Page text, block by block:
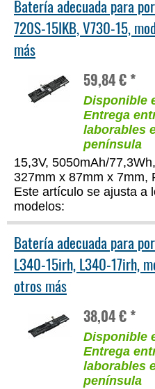
Batería adecuada para
720S-15IKB, V730-15,
más
59,84 € *
Disponible
Entrega
laborables
península
15,3V, 5050mAh/
327mm x 87mm x 7mm,
Este artículo se ajusta a
modelos:
Batería adecuada para
L340-15irh, L340-17irh,
otros más
38,04 € *
Disponible
Entrega
laborables
península